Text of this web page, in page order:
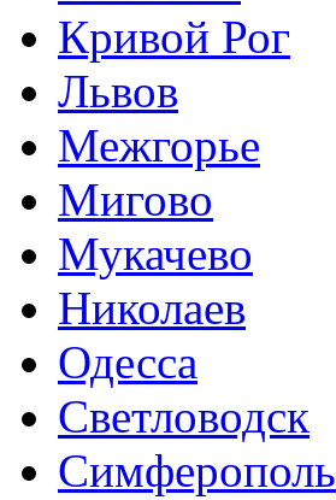
Кривой Рог
Львов
Межгорье
Мигово
Мукачево
Николаев
Одесса
Светловодск
Симферополь